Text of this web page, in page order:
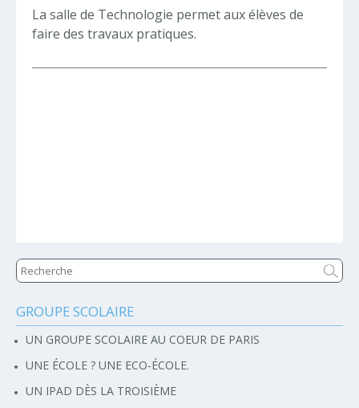
La salle de Technologie permet aux élèves de
faire des travaux pratiques.
Navigation
GROUPE SCOLAIRE
UN GROUPE SCOLAIRE AU COEUR DE PARIS
UNE ÉCOLE ? UNE ECO-ÉCOLE.
UN IPAD DÈS LA TROISIÈME